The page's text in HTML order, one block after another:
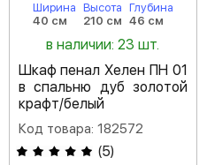
Ширина
40 см
Высота
210 см
Глубина
46 см
в наличии: 23 шт.
Шкаф пенал Хелен ПН 01
в спальню дуб золотой
крафт/белый
Код товара: 182572
(5)